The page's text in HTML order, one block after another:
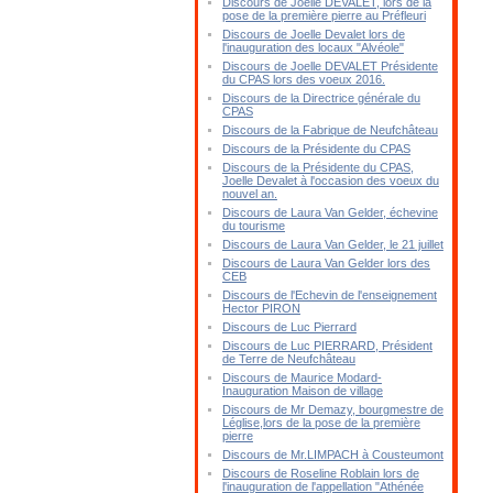
pose de la première pierre au Préfleuri
Discours de Joelle Devalet lors de
l'inauguration des locaux "Alvéole"
Discours de Joelle DEVALET Présidente
du CPAS lors des voeux 2016.
Discours de la Directrice générale du
CPAS
Discours de la Fabrique de Neufchâteau
Discours de la Présidente du CPAS
Discours de la Présidente du CPAS,
Joelle Devalet à l'occasion des voeux du
nouvel an.
Discours de Laura Van Gelder, échevine
du tourisme
Discours de Laura Van Gelder, le 21 juillet
Discours de Laura Van Gelder lors des
CEB
Discours de l'Echevin de l'enseignement
Hector PIRON
Discours de Luc Pierrard
Discours de Luc PIERRARD, Président
de Terre de Neufchâteau
Discours de Maurice Modard-
Inauguration Maison de village
Discours de Mr Demazy, bourgmestre de
Léglise,lors de la pose de la première
pierre
Discours de Mr.LIMPACH à Cousteumont
Discours de Roseline Roblain lors de
l'inauguration de l'appellation "Athénée